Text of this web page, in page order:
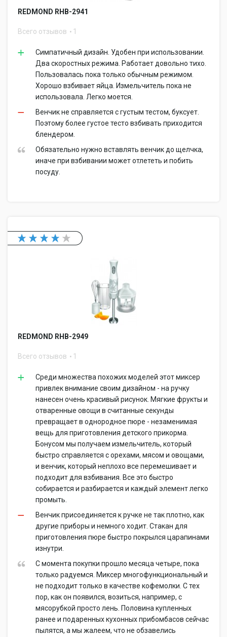
REDMOND RHB-2941
Всего отзывов 1
Симпатичный дизайн. Удобен при использовании.
Два скоростных режима. Работает довольно тихо.
Пользовалась пока только обычным режимом.
Хорошо взбивает яйца. Измельчитель пока не
использовала. Легко моется.
Венчик не справляется с густым тестом, буксует.
Поэтому более густое тесто взбивать приходится
блендером.
Обязательно нужно вставлять венчик до щелчка,
иначе при взбивании может отлететь и побить
посуду.
REDMOND RHB-2949
Всего отзывов 1
Среди множества похожих моделей этот миксер
привлек внимание своим дизайном - на ручку
нанесен очень красивый рисунок. Мягкие фрукты и
отваренные овощи в считанные секунды
превращает в однородное пюре - незаменимая
вещь для приготовления детского прикорма.
Бонусом мы получаем измельчитель, который
быстро справляется с орехами, мясом и овощами,
и венчик, который неплохо все перемешивает и
подходит для взбивания. Все это быстро
собирается и разбирается и каждый элемент легко
промыть.
Венчик присоединяется к ручке не так плотно, как
другие приборы и немного ходит. Стакан для
приготовления пюре быстро покрылся царапинами
изнутри.
С момента покупки прошло месяца четыре, пока
только радуемся. Миксер многофункциональный и
не подходит только в качестве кофемолки. С тех
пор, как он появился, возиться, например, с
мясорубкой просто лень. Половина купленных
ранее и подаренных кухонных прибомбасов сейчас
пылятся, а мы жалеем, что не обзавелись